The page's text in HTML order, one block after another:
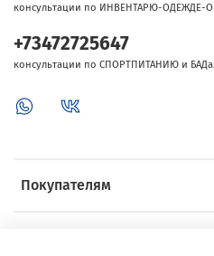
Покупателям
консультации по ИНВЕНТАРЮ-ОДЕЖДЕ-
+73472725647
консультации по СПОРТПИТАНИЮ и